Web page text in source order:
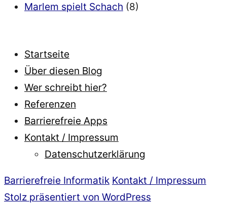
Marlem spielt Schach (8)
Startseite
Über diesen Blog
Wer schreibt hier?
Referenzen
Barrierefreie Apps
Kontakt / Impressum
Datenschutzerklärung
Barrierefreie Informatik Kontakt / Impressum
Stolz präsentiert von WordPress